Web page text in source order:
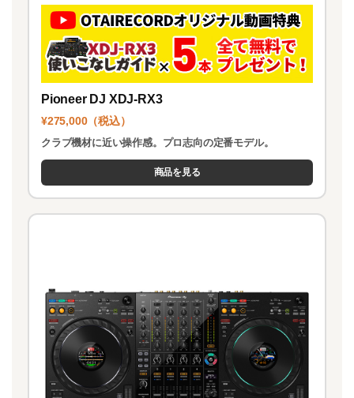
Pioneer DJ XDJ-RX3
¥275,000（税込）
クラブ機材に近い操作感。プロ志向の定番モデル。
商品を見る